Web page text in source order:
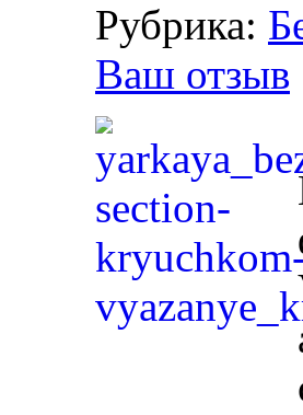
Рубрика:
Ваш отзыв